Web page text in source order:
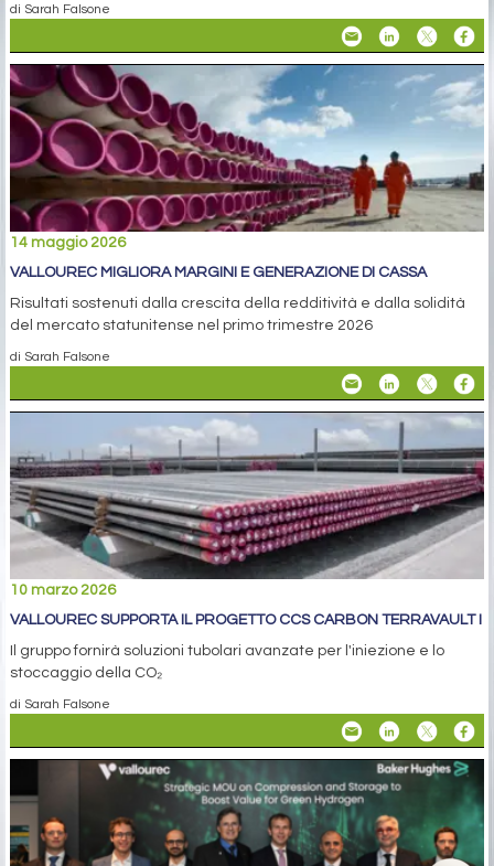
di Sarah Falsone
14 maggio 2026
VALLOUREC MIGLIORA MARGINI E GENERAZIONE DI CASSA
Risultati sostenuti dalla crescita della redditività e dalla solidità
del mercato statunitense nel primo trimestre 2026
di Sarah Falsone
10 marzo 2026
VALLOUREC SUPPORTA IL PROGETTO CCS CARBON TERRAVAULT I
Il gruppo fornirà soluzioni tubolari avanzate per l'iniezione e lo
stoccaggio della CO₂
di Sarah Falsone